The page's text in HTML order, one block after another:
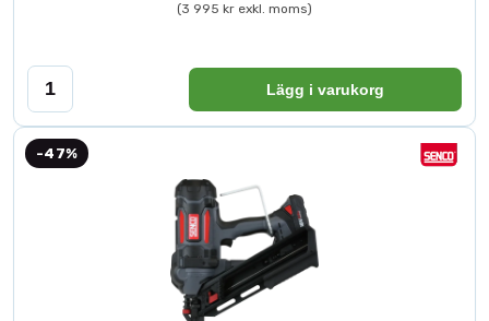
(3 995 kr exkl. moms)
Lägg i varukorg
-47%